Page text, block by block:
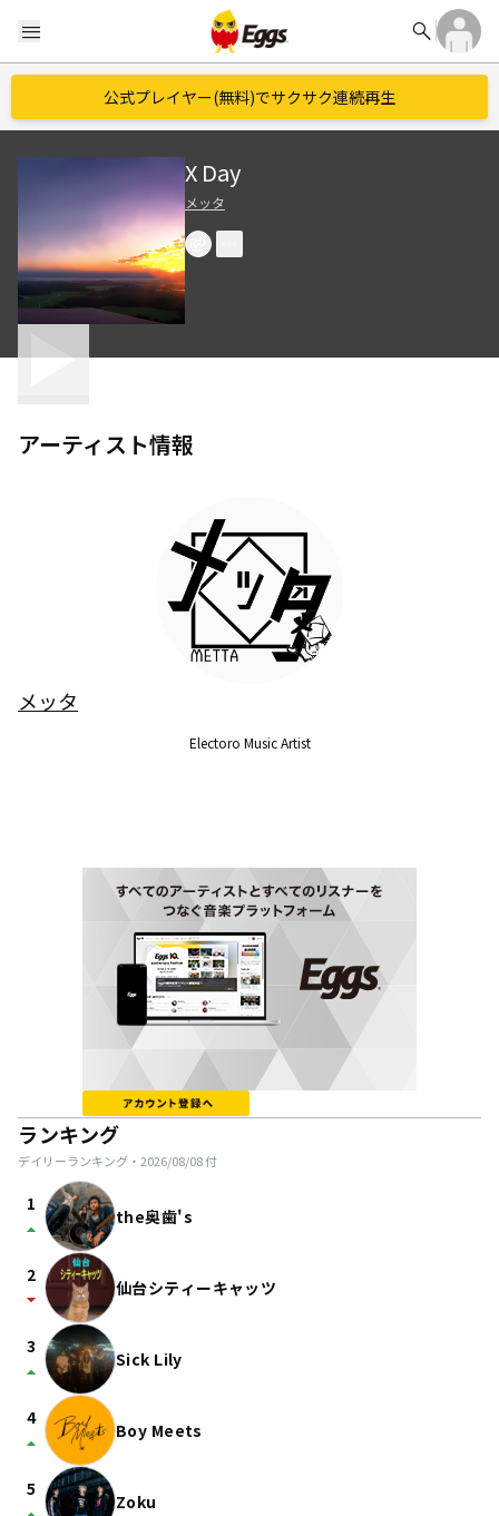
menu search
公式プレイヤー(無料)でサクサク連続再生
X Day
メッタ
アーティスト情報
メッタ
Electoro Music Artist
ランキング
デイリーランキング・ 2026/08/08付
1
arrow_drop_up the奥歯's
2
arrow_drop_down 仙台シティーキャッツ
3
arrow_drop_up Sick Lily
4
arrow_drop_up Boy Meets
5
Zoku